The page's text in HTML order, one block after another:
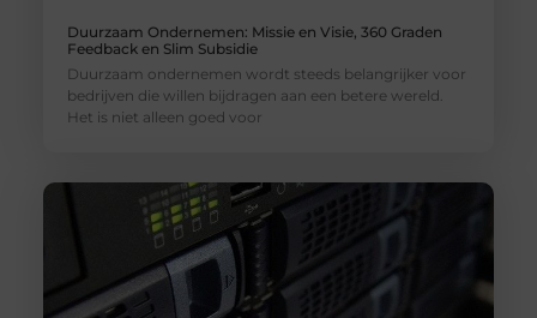
Duurzaam Ondernemen: Missie en Visie, 360 Graden
Feedback en Slim Subsidie
Duurzaam ondernemen wordt steeds belangrijker voor
bedrijven die willen bijdragen aan een betere wereld.
Het is niet alleen goed voor